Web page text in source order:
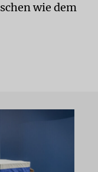
wie dem